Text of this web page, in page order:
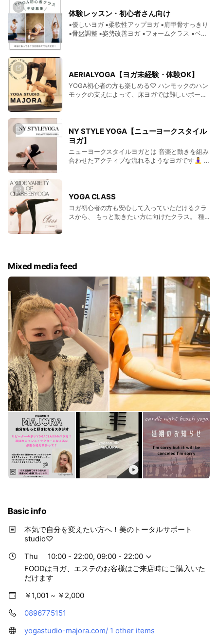
SCHEDULE
時間割
基本は週末の土・日・祝をメインにカリキュラムを組んでいる
ので、
平日お忙しい人でも受講しやすいスケジュールを組んでおりま
す。
土日祝➕平日の空き時間など受講生に合わせてスケジュール
を組みますので、小さなお子さんがおられる方や、不規則なお
仕事の方も調整しやすいスケジュール。多くは決められた日程
が多い中自由度が高いので参加しやすい環境です
COURSE FEE
受講費用
RYT200講座費用 400,000円
早早期申し込み・決済が完了の場合割引あり
お支払いは、銀行振り込み・クレジットカード決済・QR決済
と幅広く対応しておりますのでお問い合わせください。
・口頭でのインストラクション、テイーチング法
・130以上のアーサナ、アライメント習得
・シークエンス組み立て
・ロールプレイング
場でお肌​の状態に合わせて作る美容液 これまで体
験したことのないエイジングケア​お肌の内側・外
側からアプローチ。マシンで​奥は奥へ届けWエイ
体験レッスン・初心者さん向け
▪︎優しいヨガ ▪︎柔軟性アップヨガ ▪︎肩甲骨すっきり
▪︎骨盤調整 ▪︎姿勢改善ヨガ ▪︎フォームクラス ▪︎ベー
AERIALYOGA【ヨガ未経験・体験OK】
YOGA初心者の方も楽しめる♡ ハンモックのハン
モックの支えによって、床ヨガでは難しいポーズ
正効果もあります。 ハンモックの力を借り逆さに
なったり、布に包まれてお休みのポーズになった
り。エアリアルヨガならではの体の伸びや心地よ
さを体感してください。 【体験】一回 ¥3000
お得なticketもあります！ 一度体験にいらしてみ
NY STYLE YOGA【ニューヨークスタイル
ヨガ】
ニューヨークスタイルヨガとは 音楽と動きを組み
合わせたアクティブな流れるようなヨガです🧘‍♀️ 楽
などチョイス致しだけます😆
YOGA CLASS
ヨガ初心者の方も安心して入っていただけるクラ
スから、 もっと動きたい方に向けたクラス。 種
Mixed media feed
Basic info
本気で自分を変えたい方へ！美のトータルサポート
studio♡
Thu
10:00 - 22:00, 09:00 - 22:00
FOODはヨガ、エステのお客様はご来店時にご購入いた
だけます
￥1,001 ~ ￥2,000
0896775151
yogastudio-majora.com/ 1 other items